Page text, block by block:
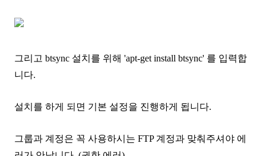
그리고 btsync 설치를 위해 'apt-get install btsync' 를 입력합
니다.
설치를 하게 되면 기본 설정을 진행하게 됩니다.
그룹과 계정은 꼭 사용하시는 FTP 계정과 맞춰주셔야 에